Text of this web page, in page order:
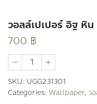
วอลล์เปเปอร์ อิฐ หิ
700 ฿
วอ
ลล์
เปเปอร์
อิฐ
หิน
SKU: UGG231301
Categories: Wallpaper, ว